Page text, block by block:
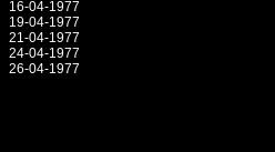
16-04-1977
19-04-1977
21-04-1977
24-04-1977
26-04-1977